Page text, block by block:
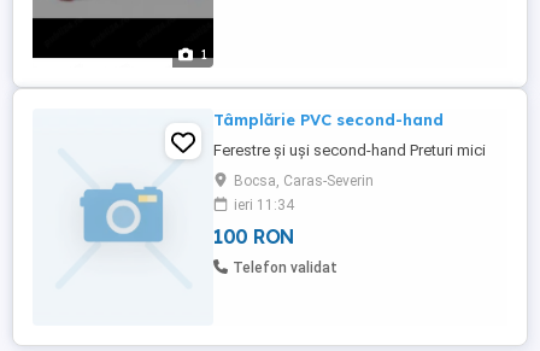
1
Tâmplărie PVC second-hand
Ferestre și uși second-hand Preturi mici
Bocsa, Caras-Severin
ieri 11:34
100 RON
Telefon validat